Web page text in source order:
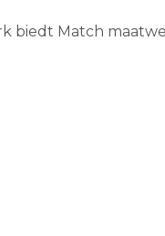
biedt Match